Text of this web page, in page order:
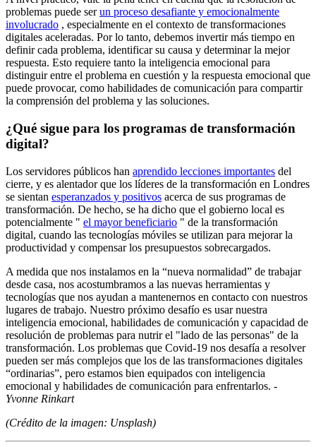
problemas puede serun proceso desafiante y emocionalmente
involucrado , especialmente en el contexto de transformaciones
digitales aceleradas. Por lo tanto, debemos invertir más tiempo en
definir cada problema, identificar su causa y determinar la mejor
respuesta. Esto requiere tanto la inteligencia emocional para
distinguir entre el problema en cuestión y la respuesta emocional que
puede provocar, como habilidades de comunicación para compartir
la comprensión del problema y las soluciones.
¿Qué sigue para los programas de transformación
digital?
Los servidores públicos han aprendido lecciones importantes del
cierre, y es alentador que los líderes de la transformación en Londres
se sientan esperanzados y positivos acerca de sus programas de
transformación. De hecho, se ha dicho que el gobierno local es
potencialmente " el mayor beneficiario " de la transformación
digital, cuando las tecnologías móviles se utilizan para mejorar la
productividad y compensar los presupuestos sobrecargados.
A medida que nos instalamos en la “nueva normalidad” de trabajar
desde casa, nos acostumbramos a las nuevas herramientas y
tecnologías que nos ayudan a mantenernos en contacto con nuestros
lugares de trabajo. Nuestro próximo desafío es usar nuestra
inteligencia emocional, habilidades de comunicación y capacidad de
resolución de problemas para nutrir el "lado de las personas" de la
transformación. Los problemas que Covid-19 nos desafía a resolver
pueden ser más complejos que los de las transformaciones digitales
“ordinarias”, pero estamos bien equipados con inteligencia
emocional y habilidades de comunicación para enfrentarlos. -
Yvonne Rinkart
(Crédito de la imagen: Unsplash)